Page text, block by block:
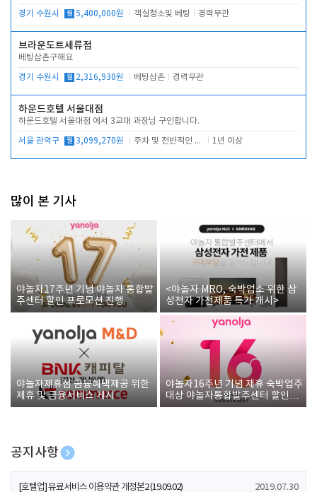
경기 수원시 월 5,400,000원 객실청소및 베팅 경력무관
브라운도트세류점
베팅삼촌구해요
경기 수원시 월 2,316,930원 베팅삼촌 경력무관
하운드호텔 서울대점
하운드호텔 서울대점 에서 3교대 과장님 구인합니다.
서울 관악구 월 3,099,270원 주차 및 전반적인 당번업무 1년 이상
많이 본 기사
야놀자17주년 기념 야놀자 통합발
주센터 할인 프로모션 진행
<야놀자 MRO, 숙박업소 위한 삼
성전자 가전제품 특가 개시>
야놀자제휴점 금융혜택제공 위한
제휴 및 금융서비스 게시
야놀자16주년 기념 제휴 숙박업주
대상 야놀자통합발주센터 할인쿠
폰 증정
공지사항
[호텔업] 개인정보 처리방침 개정본1 (19.09.02)
[호텔업] 유료서비스 이용약관 개정본2 (19.09.02) 2019.07.30